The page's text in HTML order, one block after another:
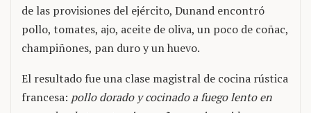
de las provisiones del ejército, Dunand encontró
pollo, tomates, ajo, aceite de oliva, un poco de coñac,
champiñones, pan duro y un huevo.
El resultado fue una clase magistral de cocina rústica
francesa: pollo dorado y cocinado a fuego lento en